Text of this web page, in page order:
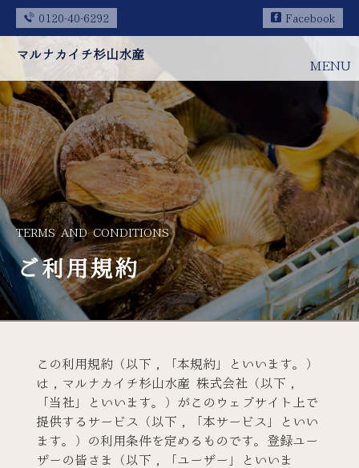
0120-40-6292 Facebook
MENU
マルナカイチ杉山水産
TERMS AND CONDITIONS
ご利用規約
この利用規約（以下，「本規約」といいます。）
は，マルナカイチ杉山水産 株式会社（以下，
「当社」といいます。）がこのウェブサイト上で
提供するサービス（以下，「本サービス」といい
ます。）の利用条件を定めるものです。登録ユー
ザーの皆さま（以下，「ユーザー」といいま